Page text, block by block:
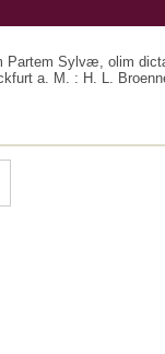
Partem Sylvæ, olim
a. M. : H. L.